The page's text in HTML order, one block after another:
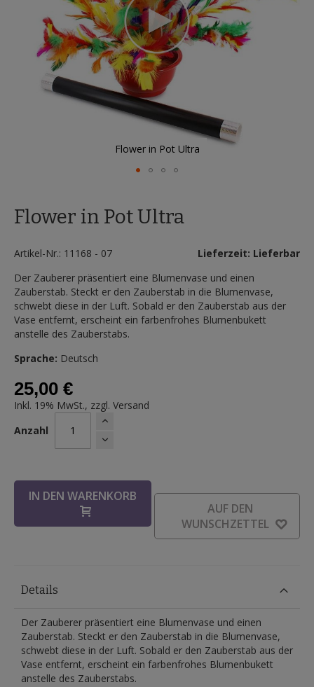
Flower in Pot Ultra
der
Flower in Pot Ultra
Artikel-Nr.: 11168 - 07
Lieferzeit: Lieferbar
Der Zauberer präsentiert eine Blumenvase und einen
Zauberstab. Steckt er den Zauberstab in die Blumenvase,
schwebt diese in der Luft. Sobald er den Zauberstab aus der
Vase entfernt, erscheint ein farbenfrohes Blumenbukett
anstelle des Zauberstabs.
Sprache: Deutsch
25,00 €
Inkl. 19% MwSt., zzgl. Versand
Anzahl
IN DEN WARENKORB
AUF DEN
WUNSCHZETTEL
Details
Der Zauberer präsentiert eine Blumenvase und einen
Zauberstab. Steckt er den Zauberstab in die Blumenvase,
schwebt diese in der Luft. Sobald er den Zauberstab aus der
Vase entfernt, erscheint ein farbenfrohes Blumenbukett
anstelle des Zauberstabs.